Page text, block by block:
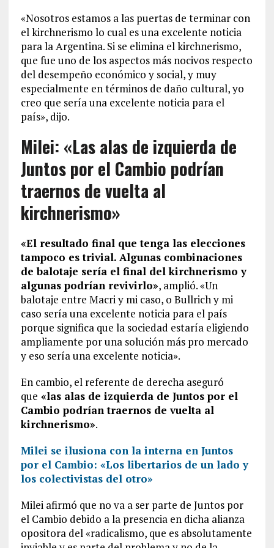
«Nosotros estamos a las puertas de terminar con
el kirchnerismo lo cual es una excelente noticia
para la Argentina. Si se elimina el kirchnerismo,
que fue uno de los aspectos más nocivos respecto
del desempeño económico y social, y muy
especialmente en términos de daño cultural, yo
creo que sería una excelente noticia para el
país», dijo.
Milei: «Las alas de izquierda de
Juntos por el Cambio podrían
traernos de vuelta al
kirchnerismo»
«El resultado final que tenga las elecciones
tampoco es trivial. Algunas combinaciones
de balotaje sería el final del kirchnerismo y
algunas podrían revivirlo», amplió. «Un
balotaje entre Macri y mi caso, o Bullrich y mi
caso sería una excelente noticia para el país
porque significa que la sociedad estaría eligiendo
ampliamente por una solución más pro mercado
y eso sería una excelente noticia».
En cambio, el referente de derecha aseguró
que «las alas de izquierda de Juntos por el
Cambio podrían traernos de vuelta al
kirchnerismo».
Milei se ilusiona con la interna en Juntos
por el Cambio: «Los libertarios de un lado y
los colectivistas del otro»
Milei afirmó que no va a ser parte de Juntos por
el Cambio debido a la presencia en dicha alianza
opositora del «radicalismo, que es absolutamente